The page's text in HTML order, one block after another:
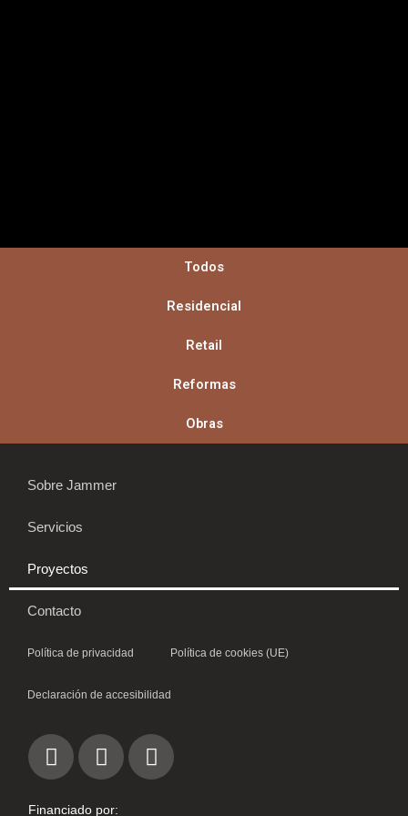
Todos
Residencial
Retail
Reformas
Obras
Sobre Jammer
Servicios
Proyectos
Contacto
Política de privacidad Política de cookies (UE)
Declaración de accesibilidad
I
n
L
i
W
h
Financiado por: